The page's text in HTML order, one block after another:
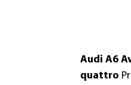
Audi A6
quattro